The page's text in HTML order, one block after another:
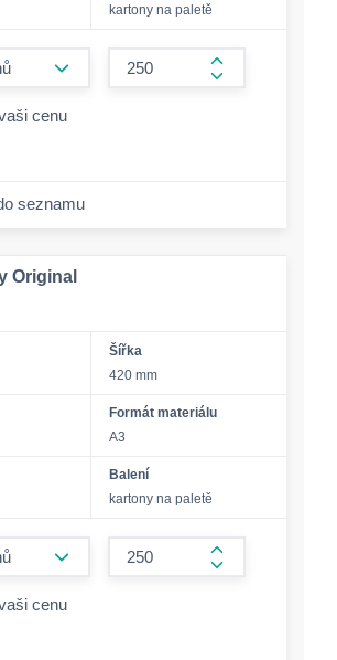
kartony na paletě
form.increase-
cenu
seznamu
Original
Šířka
420 mm
Formát materiálu
A3
Balení
kartony na paletě
form.increase-
cenu